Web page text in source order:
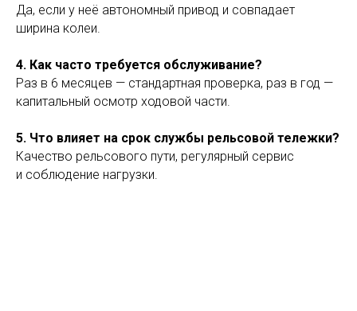
Да, если у неё автономный привод и совпадает
ширина колеи.
4. Как часто требуется обслуживание?
Раз в 6 месяцев — стандартная проверка, раз в год —
капитальный осмотр ходовой части.
5. Что влияет на срок службы рельсовой тележки?
Качество рельсового пути, регулярный сервис
и соблюдение нагрузки.